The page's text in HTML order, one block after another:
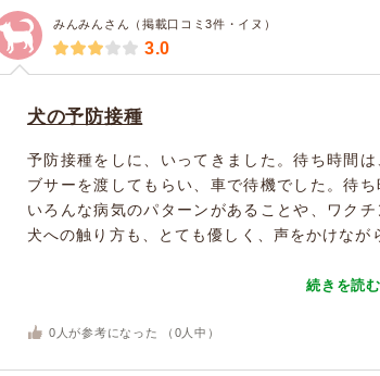
みんみんさん（掲載口コミ3件・イヌ）
3.0
犬の予防接種
予防接種をしに、いってきました。待ち時間
ブサーを渡してもらい、車で待機でした。待
いろんな病気のパターンがあることや、ワク
犬への触り方も、とても優しく、声をかけなが
続きを読む
0 人が参考になった （ 0 人中）